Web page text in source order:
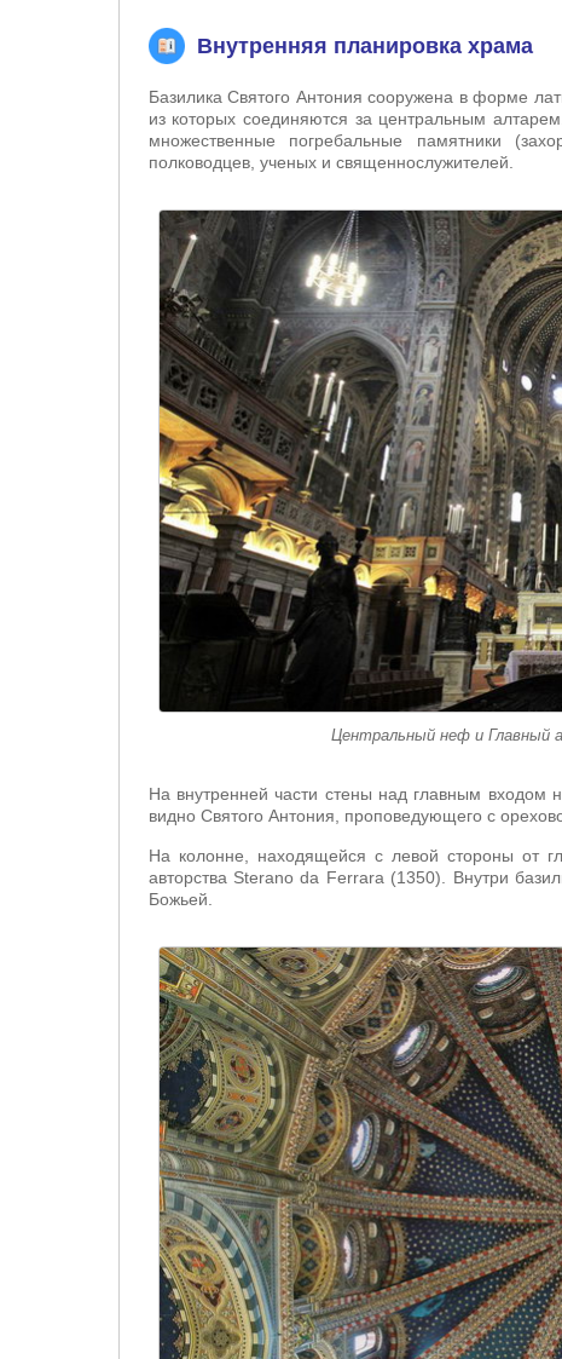
Внутренняя планировка храма
Базилика Святого Антония сооружена в форме
из которых соединяются за центральным
множественные погребальные памятники
полководцев, ученых и священнослужителей.
Центральный неф и Главный
На внутренней части стены над главным входом
видно Святого Антония, проповедующего с
На колонне, находящейся с левой стороны от
авторства Sterano da Ferrara (1350). Внутри
Божьей.